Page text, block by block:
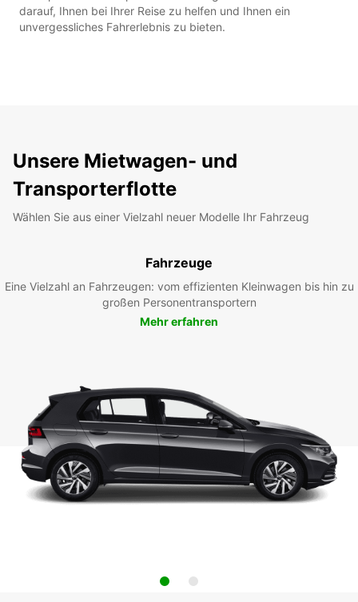
darauf, Ihnen bei Ihrer Reise zu helfen und Ihnen ein
unvergessliches Fahrerlebnis zu bieten.
Unsere Mietwagen- und
Transporterflotte
Wählen Sie aus einer Vielzahl neuer Modelle Ihr Fahrzeug
Fahrzeuge
Eine Vielzahl an Fahrzeugen: vom effizienten Kleinwagen bis hin zu
großen Personentransportern
Mehr erfahren